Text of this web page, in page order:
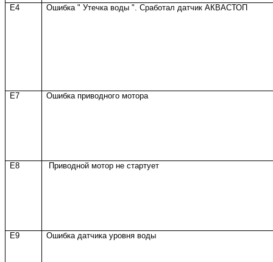
E4 Ошибка " Утечка воды ". Сработал датчик АКВАСТОП
E7 Ошибка приводного мотора
E8 Приводной мотор не стартует
E9 Ошибка датчика уровня воды